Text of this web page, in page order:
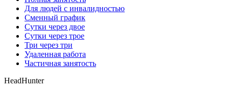
Для людей с инвалидностью
Сменный график
Сутки через двое
Сутки через трое
Три через три
Удаленная работа
Частичная занятость
HeadHunter